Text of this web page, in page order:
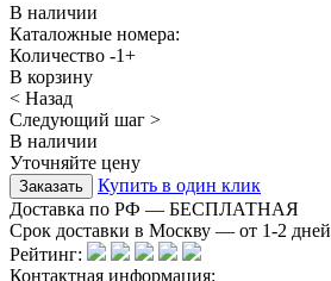
В наличии
Каталожные номера:
Количество -1+
В корзину
< Назад
Следующий шаг >
В наличии
Уточняйте цену
Купить в один клик
Доставка по РФ — БЕСПЛАТНАЯ
Срок доставки в Москву — от 1-2 дней
Рейтинг:
Контактная информация: